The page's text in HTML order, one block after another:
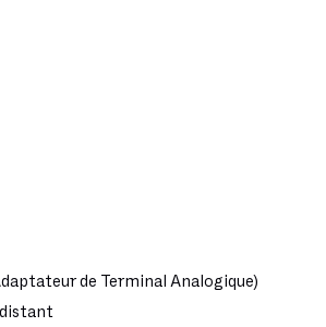
de Terminal Analogique)